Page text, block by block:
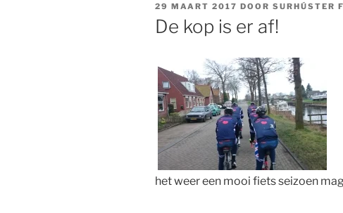
GEPLAATST
OP
29 MAART 2017 DOOR SURHÚSTER
De kop is er af!
het weer een mooi fiets seizoen